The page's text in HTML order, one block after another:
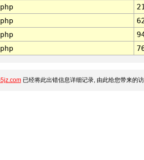
已经将此出错信息详细记录, 由此给您带来的